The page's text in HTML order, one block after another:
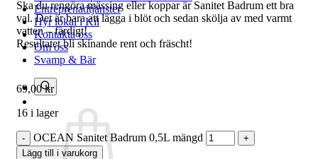
Entreprenadtjänster
Hyr lokal i Kil
Kontakta oss
Om oss
Svamp & Bär
Ska du rengöra mässing eller koppar är Sanitet Badrum ett bra
val. Det är bara att lägga i blöt och sedan skölja av med varmt
vatten – färdigt!
Resultatet bli skinande rent och fräscht!
69,00kr
16 i lager
OCEAN Sanitet Badrum 0,5L mängd
Lägg till i varukorg